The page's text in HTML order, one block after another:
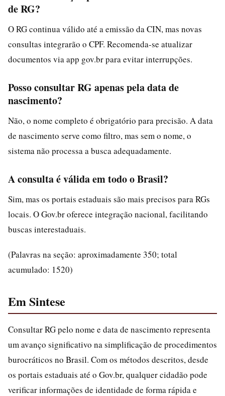
de RG?
O RG continua válido até a emissão da CIN, mas novas
consultas integrarão o CPF. Recomenda-se atualizar
documentos via app gov.br para evitar interrupções.
Posso consultar RG apenas pela data de
nascimento?
Não, o nome completo é obrigatório para precisão. A data
de nascimento serve como filtro, mas sem o nome, o
sistema não processa a busca adequadamente.
A consulta é válida em todo o Brasil?
Sim, mas os portais estaduais são mais precisos para RGs
locais. O Gov.br oferece integração nacional, facilitando
buscas interestaduais.
(Palavras na seção: aproximadamente 350; total
acumulado: 1520)
Em Sintese
Consultar RG pelo nome e data de nascimento representa
um avanço significativo na simplificação de procedimentos
burocráticos no Brasil. Com os métodos descritos, desde
os portais estaduais até o Gov.br, qualquer cidadão pode
verificar informações de identidade de forma rápida e